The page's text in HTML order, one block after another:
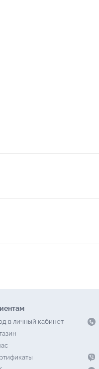
в личный кабинет